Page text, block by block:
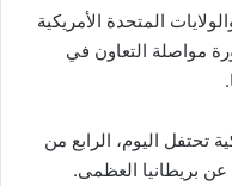
المتحدة الأمريكية
مواصلة التعاون في
تحتفل اليوم، الرابع من